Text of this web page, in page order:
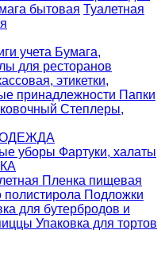
бытовая Туалетная
учета Бумага,
для ресторанов
этикетки,
принадлежности Папки
Степлеры,
уборы Фартуки, халаты
Пленка пищевая
полистирола Подложки
для бутербродов и
Упаковка для тортов